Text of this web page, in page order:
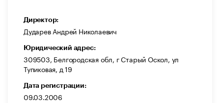
Директор:
Дударев Андрей Николаевич
Юридический адрес:
309503, Белгородская обл, г Старый Оскол, ул
Тупиковая, д 19
Дата регистрации:
09.03.2006